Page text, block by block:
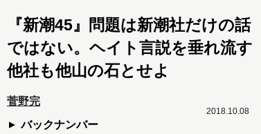
『新潮45』問題は新潮社だけの話
ではない。ヘイト言説を垂れ流す
他社も他山の石とせよ
菅野完
バックナンバー
2018.10.08